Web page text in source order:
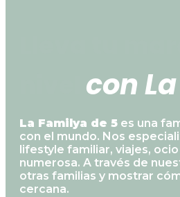
conLa
La Familya de 5 es una
con el mundo. Nos
lifestyle familiar, viajes,
numerosa. A través de
otras familias y mostrar
cercana.